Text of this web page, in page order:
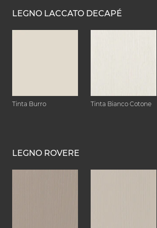
LEGNO LACCATO DECAPÉ
Tinta Burro Tinta Bianco Cotone
LEGNO ROVERE